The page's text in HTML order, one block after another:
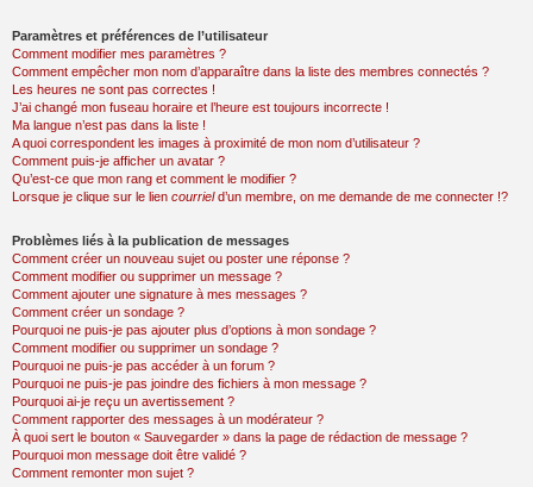
Paramètres et préférences de l’utilisateur
Comment modifier mes paramètres ?
Comment empêcher mon nom d’apparaître dans la liste des membres connectés ?
Les heures ne sont pas correctes !
J’ai changé mon fuseau horaire et l’heure est toujours incorrecte !
Ma langue n’est pas dans la liste !
A quoi correspondent les images à proximité de mon nom d’utilisateur ?
Comment puis-je afficher un avatar ?
Qu’est-ce que mon rang et comment le modifier ?
Lorsque je clique sur le lien courrield’un membre, on me demande de me connecter !?
Problèmes liés à la publication de messages
Comment créer un nouveau sujet ou poster une réponse ?
Comment modifier ou supprimer un message ?
Comment ajouter une signature à mes messages ?
Comment créer un sondage ?
Pourquoi ne puis-je pas ajouter plus d’options à mon sondage ?
Comment modifier ou supprimer un sondage ?
Pourquoi ne puis-je pas accéder à un forum ?
Pourquoi ne puis-je pas joindre des fichiers à mon message ?
Pourquoi ai-je reçu un avertissement ?
Comment rapporter des messages à un modérateur ?
À quoi sert le bouton « Sauvegarder » dans la page de rédaction de message ?
Pourquoi mon message doit être validé ?
Comment remonter mon sujet ?